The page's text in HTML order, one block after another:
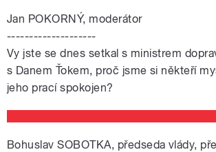
Jan POKORNÝ, moderátor
--------------------
Vy jste se dnes setkal s ministrem
s Danem Ťokem, proč jsme si někteří
jeho prací spokojen?
Bohuslav SOBOTKA, předseda vlády,